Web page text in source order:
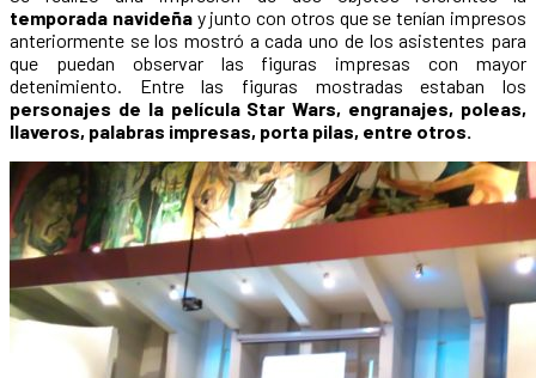
temporada navideñay junto con otros que se tenían impresos
anteriormente se los mostró a cada uno de los asistentes para
que puedan observar las figuras impresas con mayor
detenimiento. Entre las figuras mostradas estaban los
personajes de la película Star Wars, engranajes, poleas,
llaveros, palabras impresas, porta pilas, entre otros.